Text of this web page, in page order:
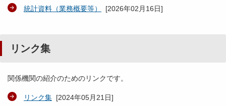
統計資料（業務概要等） [2026年02月16日]
リンク集
関係機関の紹介のためのリンクです。
リンク集 [2024年05月21日]